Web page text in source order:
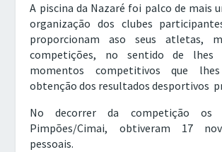
A piscina da Nazaré foi palco de mais
organização dos clubes
proporcionam aso seus atletas,
competições, no sentido de lhes
momentos competitivos que
obtenção dos resultados desportivos
No decorrer da competição os
Pimpões/Cimai, obtiveram 17
pessoais.